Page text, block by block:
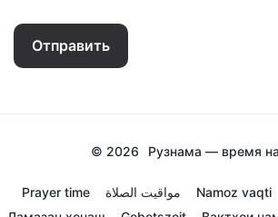
Отправить
© 2026 Рузнама — время
Prayer time مواقيت الصلاة Namoz vaqti